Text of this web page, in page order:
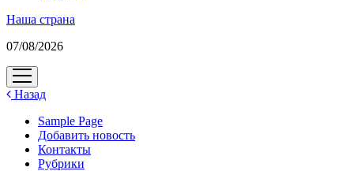
Наша страна
07/08/2026
открыть
меню
Назад
Sample Page
Добавить новость
Контакты
Рубрики